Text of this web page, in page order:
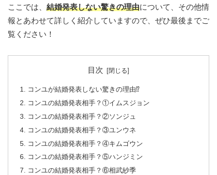
ここでは、 結婚発表しない驚きの理由について、その他情
報とあわせて詳しく紹介していますので、ぜひ最後までご
覧ください！
目次
コンユが結婚発表しない驚きの理由⁉
コンユの結婚発表相手？①イムスジョン
コンユの結婚発表相手？②ソンジュ
コンユの結婚発表相手？③ユンウネ
コンユの結婚発表相手？④キムゴウン
コンユの結婚発表相手？⑤ハンジミン
コンユの結婚発表相手？⑥相武紗季